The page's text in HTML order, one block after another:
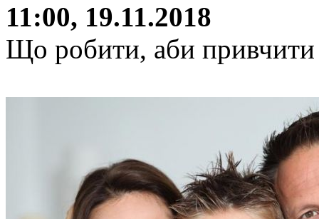
11:00, 19.11.2018
Що робити, аби